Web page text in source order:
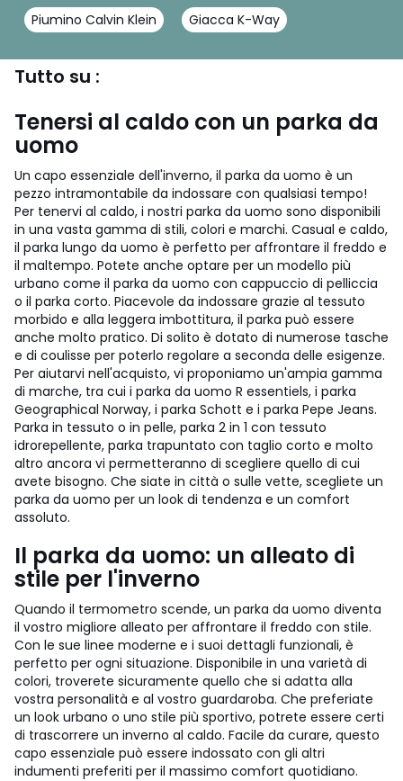
Piumino Calvin Klein Giacca K-Way
Tutto su :
Tenersi al caldo con un parka da
uomo
Un capo essenziale dell'inverno, il parka da uomo è un
pezzo intramontabile da indossare con qualsiasi tempo!
Per tenervi al caldo, i nostri parka da uomo sono disponibili
in una vasta gamma di stili, colori e marchi. Casual e caldo,
il parka lungo da uomo è perfetto per affrontare il freddo e
il maltempo. Potete anche optare per un modello più
urbano come il parka da uomo con cappuccio di pelliccia
o il parka corto. Piacevole da indossare grazie al tessuto
morbido e alla leggera imbottitura, il parka può essere
anche molto pratico. Di solito è dotato di numerose tasche
e di coulisse per poterlo regolare a seconda delle esigenze.
Per aiutarvi nell'acquisto, vi proponiamo un'ampia gamma
di marche, tra cui i parka da uomo R essentiels, i parka
Geographical Norway, i parka Schott e i parka Pepe Jeans.
Parka in tessuto o in pelle, parka 2 in 1 con tessuto
idrorepellente, parka trapuntato con taglio corto e molto
altro ancora vi permetteranno di scegliere quello di cui
avete bisogno. Che siate in città o sulle vette, scegliete un
parka da uomo per un look di tendenza e un comfort
assoluto.
Il parka da uomo: un alleato di
stile per l'inverno
Quando il termometro scende, un parka da uomo diventa
il vostro migliore alleato per affrontare il freddo con stile.
Con le sue linee moderne e i suoi dettagli funzionali, è
perfetto per ogni situazione. Disponibile in una varietà di
colori, troverete sicuramente quello che si adatta alla
vostra personalità e al vostro guardaroba. Che preferiate
un look urbano o uno stile più sportivo, potrete essere certi
di trascorrere un inverno al caldo. Facile da curare, questo
capo essenziale può essere indossato con gli altri
indumenti preferiti per il massimo comfort quotidiano.